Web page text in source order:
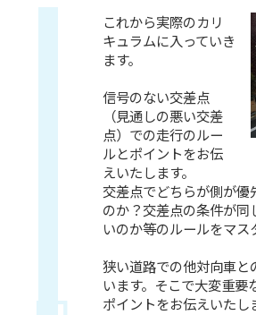
これから実際のカリ
キュラムに入っていき
ます。
信号のない交差点
（見通しの悪い交差
点）での走行のルー
ルとポイントをお伝
えいたします。
交差点でどちらが側が優
のか？交差点の条件が同
いのか等のルールをマス
狭い道路での他対向車と
います。そこで大変重要
ポイントをお伝えいたし